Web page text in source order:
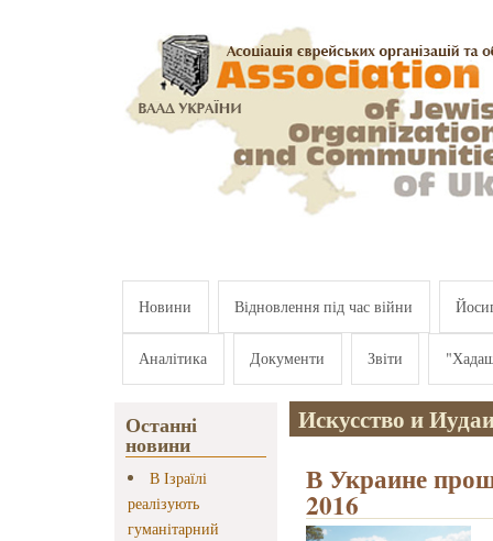
Новини Відновлення під час війни
Аналітика Документи Звіти
Останні
новини
В Ізраїлі
реалізують
гуманітарний
Искусство и
В Украине
2016